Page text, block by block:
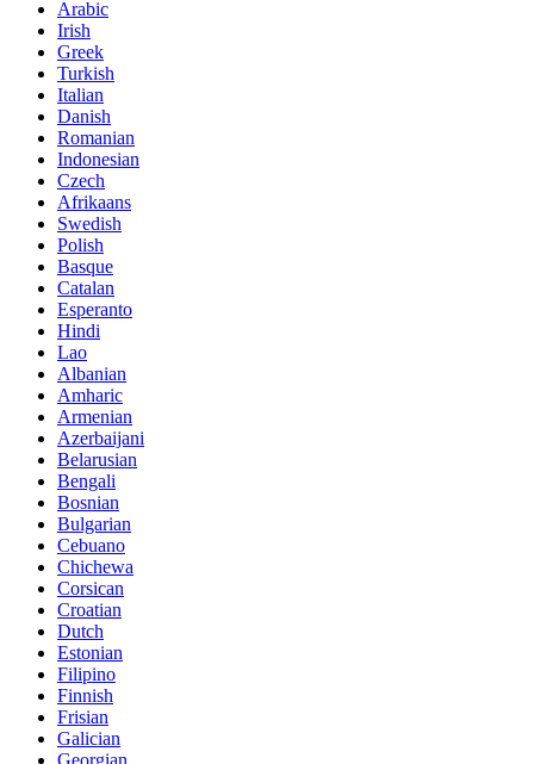
Arabic
Irish
Greek
Turkish
Italian
Danish
Romanian
Indonesian
Czech
Afrikaans
Swedish
Polish
Basque
Catalan
Esperanto
Hindi
Lao
Albanian
Amharic
Armenian
Azerbaijani
Belarusian
Bengali
Bosnian
Bulgarian
Cebuano
Chichewa
Corsican
Croatian
Dutch
Estonian
Filipino
Finnish
Frisian
Galician